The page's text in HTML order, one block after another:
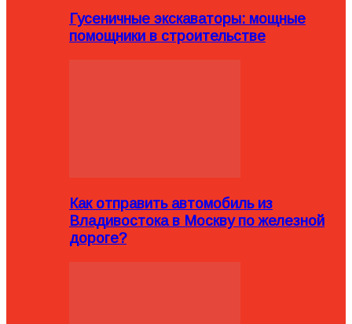
Гусеничные экскаваторы: мощные
помощники в строительстве
Как отправить автомобиль из
Владивостока в Москву по железной
дороге?